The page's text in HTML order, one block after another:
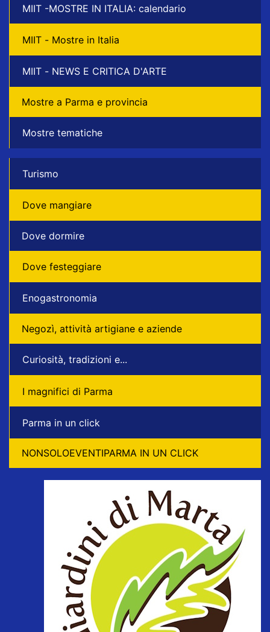
MIIT -MOSTRE IN ITALIA: calendario
MIIT - Mostre in Italia
MIIT - NEWS E CRITICA D'ARTE
Mostre a Parma e provincia
Mostre tematiche
Turismo
Dove mangiare
Dove dormire
Dove festeggiare
Enogastronomia
Negozì, attività artigiane e aziende
Curiosità, tradizioni e...
I magnifici di Parma
Parma in un click
NONSOLOEVENTIPARMA IN UN CLICK